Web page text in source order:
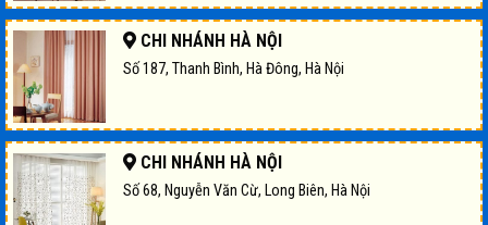
CHI NHÁNH HÀ NỘI
Số 187, Thanh Bình, Hà Đông, Hà Nội
CHI NHÁNH HÀ NỘI
Số 68, Nguyễn Văn Cừ, Long Biên, Hà Nội